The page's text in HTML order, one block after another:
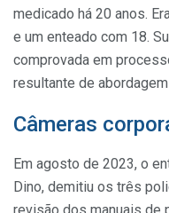
medicado há 20 anos.
e um enteado com 18.
comprovada em
resultante de
Câmeras
Em agosto de 2023, o
Dino, demitiu os três